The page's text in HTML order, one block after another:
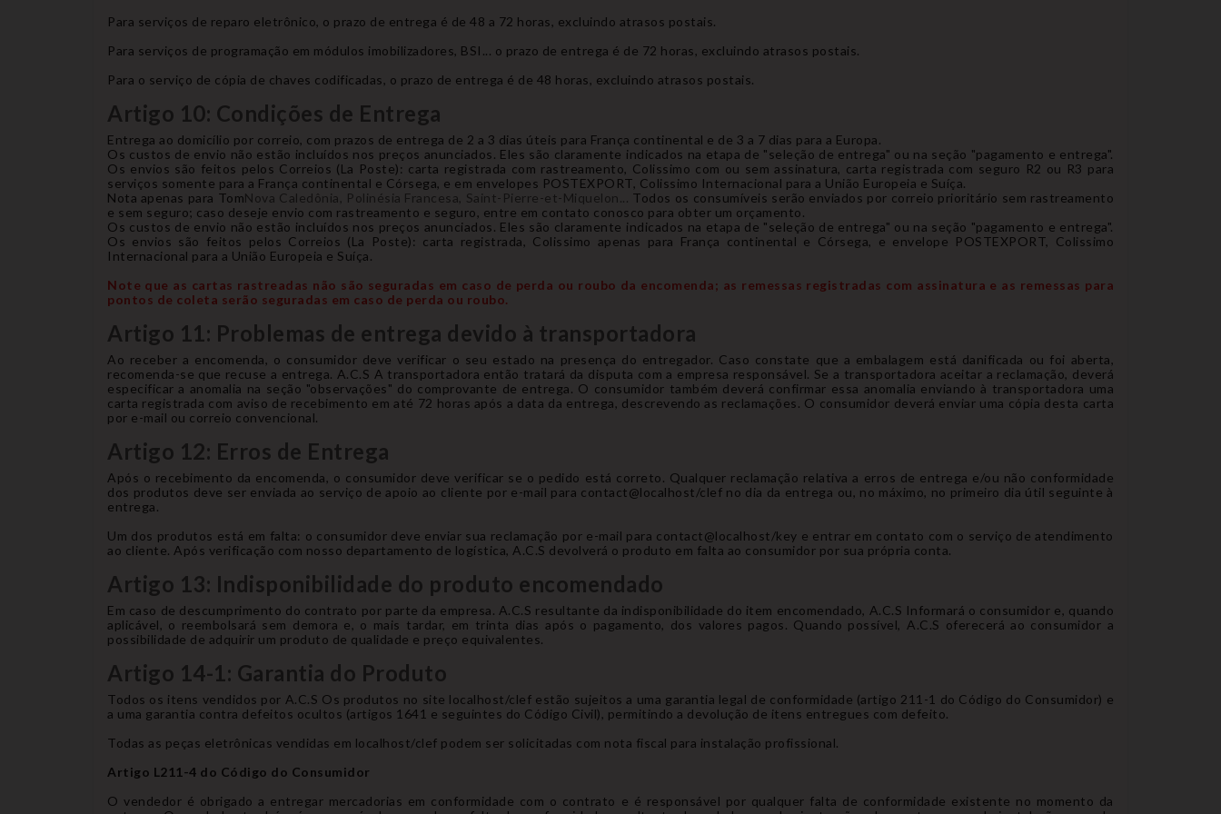
Para serviços de reparo eletrônico, o prazo de entrega é de 48 a 72 horas, excluindo atrasos postais.
Para serviços de programação em módulos imobilizadores, BSI... o prazo de entrega é de 72 horas, excluindo atrasos postais.
Para o serviço de cópia de chaves codificadas, o prazo de entrega é de 48 horas, excluindo atrasos postais.
Artigo 10: Condições de Entrega
Entrega ao domicílio por correio, com prazos de entrega de 2 a 3 dias úteis para França continental e de 3 a 7 dias para a Europa.
Os custos de envio não estão incluídos nos preços anunciados. Eles são claramente indicados na etapa de "seleção de entrega" ou na seção "pagamento e entrega".
Os envios são feitos pelos Correios (La Poste): carta registrada com rastreamento, Colissimo com ou sem assinatura, carta registrada com seguro R2 ou R3 para
serviços somente para a França continental e Córsega, e em envelopes POSTEXPORT, Colissimo Internacional para a União Europeia e Suíça.
Nota apenas para TomNova Caledônia, Polinésia Francesa, Saint-Pierre-et-Miquelon...
Todos os consumíveis serão enviados por correio prioritário sem rastreamento
e sem seguro; caso deseje envio com rastreamento e seguro, entre em contato conosco para obter um orçamento.
Os custos de envio não estão incluídos nos preços anunciados. Eles são claramente indicados na etapa de "seleção de entrega" ou na seção "pagamento e entrega".
Os envios são feitos pelos Correios (La Poste): carta registrada, Colissimo apenas para França continental e Córsega, e envelope POSTEXPORT, Colissimo
Internacional para a União Europeia e Suíça.
Note que as cartas rastreadas não são seguradas em caso de perda ou roubo da encomenda; as remessas registradas com assinatura e as remessas para
pontos de coleta serão seguradas em caso de perda ou roubo.
Artigo 11: Problemas de entrega devido à transportadora
Ao receber a encomenda, o consumidor deve verificar o seu estado na presença do entregador. Caso constate que a embalagem está danificada ou foi aberta,
recomenda-se que recuse a entrega. A.C.S A transportadora então tratará da disputa com a empresa responsável. Se a transportadora aceitar a reclamação, deverá
especificar a anomalia na seção "observações" do comprovante de entrega. O consumidor também deverá confirmar essa anomalia enviando à transportadora uma
carta registrada com aviso de recebimento em até 72 horas após a data da entrega, descrevendo as reclamações. O consumidor deverá enviar uma cópia desta carta
por e-mail ou correio convencional.
Artigo 12: Erros de Entrega
Após o recebimento da encomenda, o consumidor deve verificar se o pedido está correto. Qualquer reclamação relativa a erros de entrega e/ou não conformidade
dos produtos deve ser enviada ao serviço de apoio ao cliente por e-mail para contact@localhost/clef no dia da entrega ou, no máximo, no primeiro dia útil seguinte à
entrega.
Um dos produtos está em falta: o consumidor deve enviar sua reclamação por e-mail para contact@localhost/key e entrar em contato com o serviço de atendimento
ao cliente. Após verificação com nosso departamento de logística, A.C.S devolverá o produto em falta ao consumidor por sua própria conta.
Artigo 13: Indisponibilidade do produto encomendado
Em caso de descumprimento do contrato por parte da empresa. A.C.S resultante da indisponibilidade do item encomendado, A.C.S Informará o consumidor e, quando
aplicável, o reembolsará sem demora e, o mais tardar, em trinta dias após o pagamento, dos valores pagos. Quando possível, A.C.S oferecerá ao consumidor a
possibilidade de adquirir um produto de qualidade e preço equivalentes.
Artigo 14-1: Garantia do Produto
Todos os itens vendidos por A.C.S Os produtos no site localhost/clef estão sujeitos a uma garantia legal de conformidade (artigo 211-1 do Código do Consumidor) e
a uma garantia contra defeitos ocultos (artigos 1641 e seguintes do Código Civil), permitindo a devolução de itens entregues com defeito.
Todas as peças eletrônicas vendidas em localhost/clef podem ser solicitadas com nota fiscal para instalação profissional.
Artigo L211-4 do Código do Consumidor
O vendedor é obrigado a entregar mercadorias em conformidade com o contrato e é responsável por qualquer falta de conformidade existente no momento da